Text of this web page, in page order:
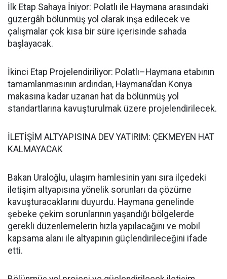
İlk Etap Sahaya İniyor: Polatlı ile Haymana arasındaki
güzergâh bölünmüş yol olarak inşa edilecek ve
çalışmalar çok kısa bir süre içerisinde sahada
başlayacak.
İkinci Etap Projelendiriliyor: Polatlı–Haymana etabının
tamamlanmasının ardından, Haymana’dan Konya
makasına kadar uzanan hat da bölünmüş yol
standartlarına kavuşturulmak üzere projelendirilecek.
İLETİŞİM ALTYAPISINA DEV YATIRIM: ÇEKMEYEN HAT
KALMAYACAK
Bakan Uraloğlu, ulaşım hamlesinin yanı sıra ilçedeki
iletişim altyapısına yönelik sorunları da çözüme
kavuşturacaklarını duyurdu. Haymana genelinde
şebeke çekim sorunlarının yaşandığı bölgelerde
gerekli düzenlemelerin hızla yapılacağını ve mobil
kapsama alanı ile altyapının güçlendirileceğini ifade
etti.